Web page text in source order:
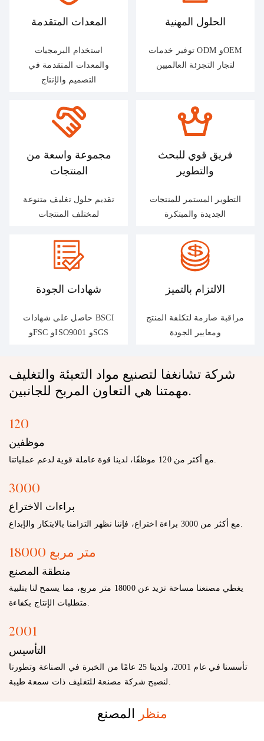
المعدات المتقدمة
استخدام البرمجيات
والمعدات المتقدمة في
التصميم والإنتاج
الحلول المهنية
توفير خدمات ODM وOEM
لتجار التجزئة العالميين
مجموعة واسعة من
المنتجات
تقديم حلول تغليف متنوعة
لمختلف المنتجات
فريق قوي للبحث
والتطوير
التطوير المستمر للمنتجات
الجديدة والمبتكرة
شهادات الجودة
حاصل على شهادات BSCI
وFSC وISO9001 وSGS
الالتزام بالتميز
مراقبة صارمة لتكلفة المنتج
ومعايير الجودة
شركة تشانغفا لتصنيع مواد التعبئة والتغليف
مهمتنا هي التعاون المربح للجانبين.
120
موظفين
3000
براءات الاختراع
18000 متر مربع
منطقة المصنع
2001
التأسيس
منظر المصنع